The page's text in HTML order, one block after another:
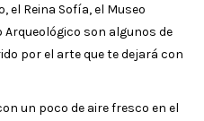
el Reina Sofía, el Museo
son algunos de
por el arte que te dejará con
un poco de aire fresco en el